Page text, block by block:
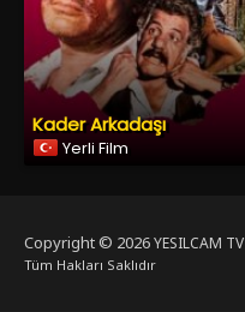
Kader Arkadaşı
Yerli Film
Copyright © 2026YESILCAM TV
Tüm Hakları Saklıdır